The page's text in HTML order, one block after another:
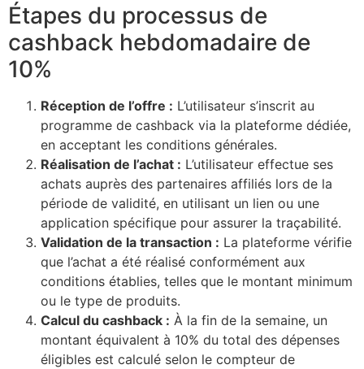
Étapes du processus de
cashback hebdomadaire de
10%
Réception de l’offre : L’utilisateur s’inscrit au
programme de cashback via la plateforme dédiée,
en acceptant les conditions générales.
Réalisation de l’achat : L’utilisateur effectue ses
achats auprès des partenaires affiliés lors de la
période de validité, en utilisant un lien ou une
application spécifique pour assurer la traçabilité.
Validation de la transaction : La plateforme vérifie
que l’achat a été réalisé conformément aux
conditions établies, telles que le montant minimum
ou le type de produits.
Calcul du cashback : À la fin de la semaine, un
montant équivalent à 10% du total des dépenses
éligibles est calculé selon le compteur de